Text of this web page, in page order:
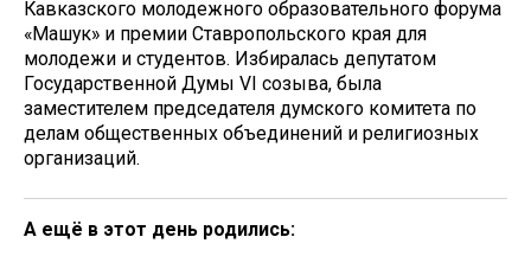
Кавказского молодежного образовательного форума
«Машук» и премии Ставропольского края для
молодежи и студентов. Избиралась депутатом
Государственной Думы VI созыва, была
заместителем председателя думского комитета по
делам общественных объединений и религиозных
организаций.
А ещё в этот день родились: